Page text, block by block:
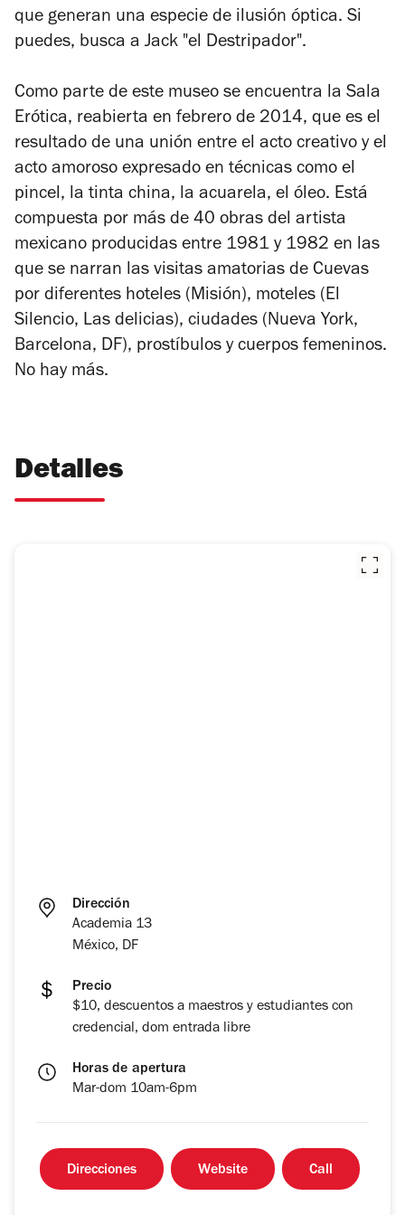
que generan una especie de ilusión óptica. Si
puedes, busca a Jack "el Destripador".
Como parte de este museo se encuentra la Sala
Erótica, reabierta en febrero de 2014, que es el
resultado de una unión entre el acto creativo y el
acto amoroso expresado en técnicas como el
pincel, la tinta china, la acuarela, el óleo. Está
compuesta por más de 40 obras del artista
mexicano producidas entre 1981 y 1982 en las
que se narran las visitas amatorias de Cuevas
por diferentes hoteles (Misión), moteles (El
Silencio, Las delicias), ciudades (Nueva York,
Barcelona, DF), prostíbulos y cuerpos femeninos.
No hay más.
Detalles
Dirección
Academia 13
México, DF
Precio
$10, descuentos a maestros y estudiantes con
credencial, dom entrada libre
Horas de apertura
Mar-dom 10am-6pm
Direcciones Website Call